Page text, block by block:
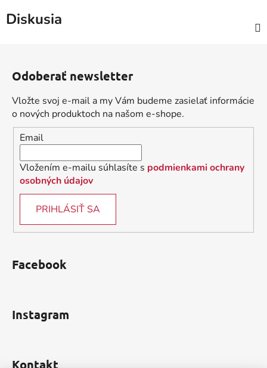
Diskusia
Odoberať newsletter
Vložte svoj e-mail a my Vám budeme zasielať informácie
o nových produktoch na našom e-shope.
Email
Vložením e-mailu súhlasíte s podmienkami ochrany
osobných údajov
PRIHLÁSIŤ SA
Facebook
Instagram
Kontakt